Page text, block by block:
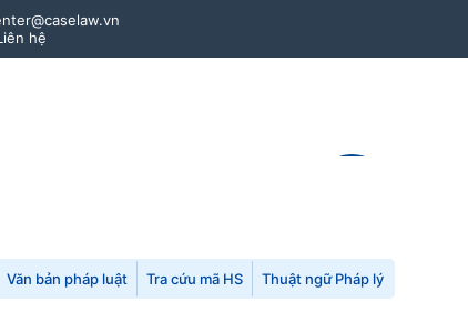
hệ
Văn bản pháp luật Tra cứu mã HS Thuật ngữ Pháp lý